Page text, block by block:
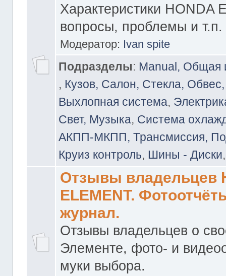
Характеристики HONDA
вопросы, проблемы и т.п.
Модератор: Ivan spite
Подразделы: Manual,
, Кузов, Салон, Стекла,
Выхлопная система,
Свет, Музыка, Система
АКПП-МКПП, Трансмиссия,
Круиз контроль, Шины - Диски
Отзывы владельцев
ELEMENT.
журнал.
Отзывы владельцев о
Элементе, фото- и
муки выбора.